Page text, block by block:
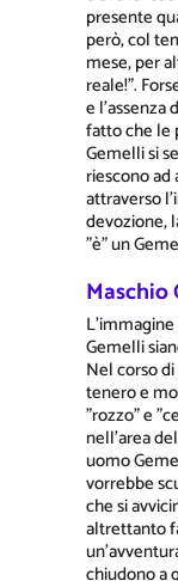
presente
però, col
mese, per
reale!".
e l'assenza
fatto che le
Gemelli si
riescono
attraverso
devozione,
"è" un
Maschio
Gemelli
Nel corso
tenero e
"rozzo" e
nell'area
uomo
vorrebbe
che si
altrettanto
chiudono a